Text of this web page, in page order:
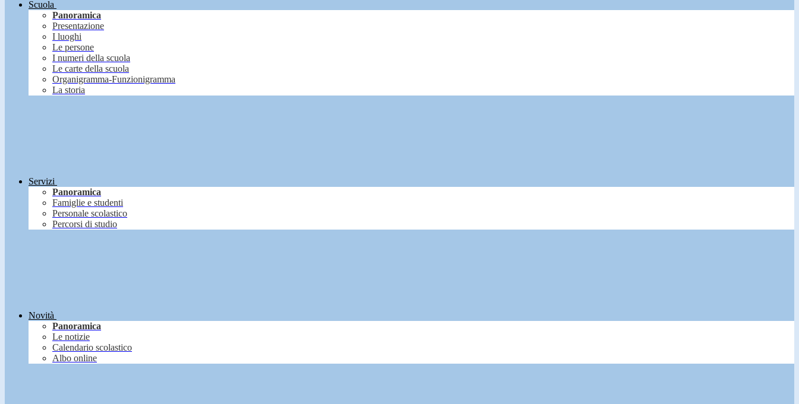
Scuola
Panoramica
Presentazione
I luoghi
Le persone
I numeri della scuola
Le carte della scuola
Organigramma-Funzionigramma
La storia
Servizi
Panoramica
Famiglie e studenti
Personale scolastico
Percorsi di studio
Novità
Panoramica
Le notizie
Calendario scolastico
Albo online